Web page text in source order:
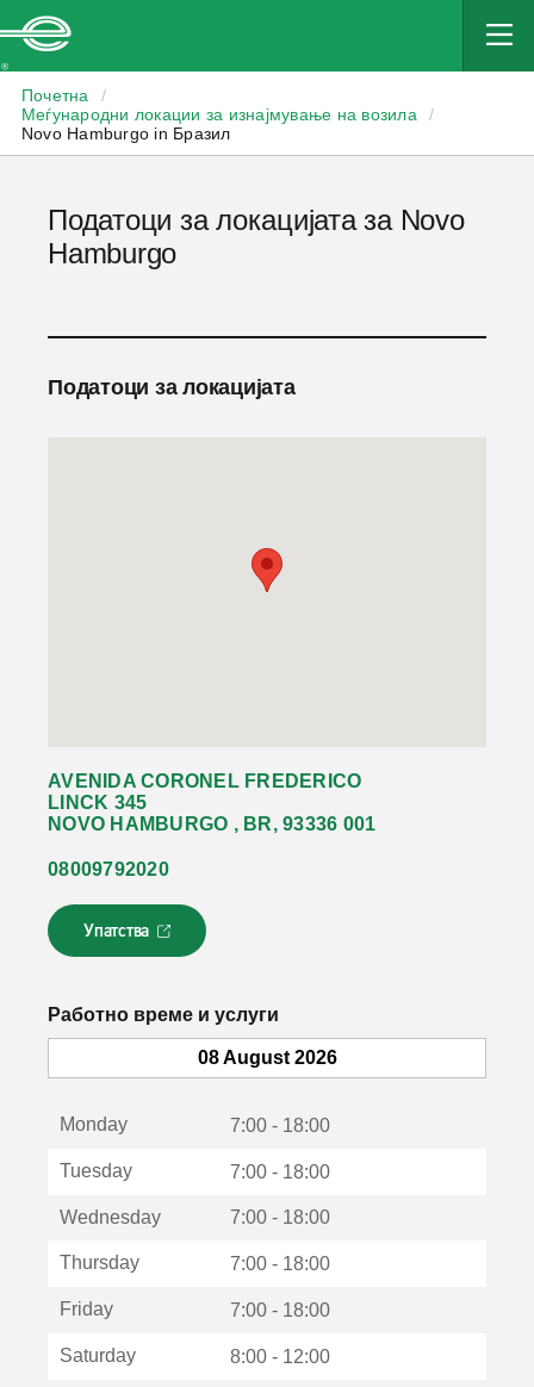
Почетна
/
Меѓународни локации за изнајмување на возила
/
Novo Hamburgo in Бразил
Податоци за локацијата за Novo
Hamburgo
Податоци за локацијата
AVENIDA CORONEL FREDERICO
LINCK 345
NOVO HAMBURGO , BR, 93336 001
08009792020
Упатства
Л
и
к
с
Работно време и услуги
08 August 2026
Monday 7:00 - 18:00
Tuesday 7:00 - 18:00
Wednesday 7:00 - 18:00
Thursday 7:00 - 18:00
Friday 7:00 - 18:00
Saturday 8:00 - 12:00